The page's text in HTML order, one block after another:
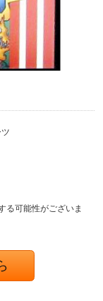
る可能性がございま